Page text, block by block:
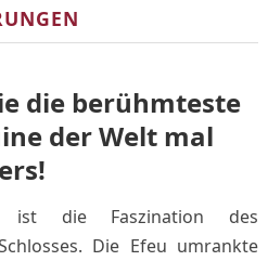
die berühmteste
der Welt mal
ist die Faszination des
Die Efeu umrankte